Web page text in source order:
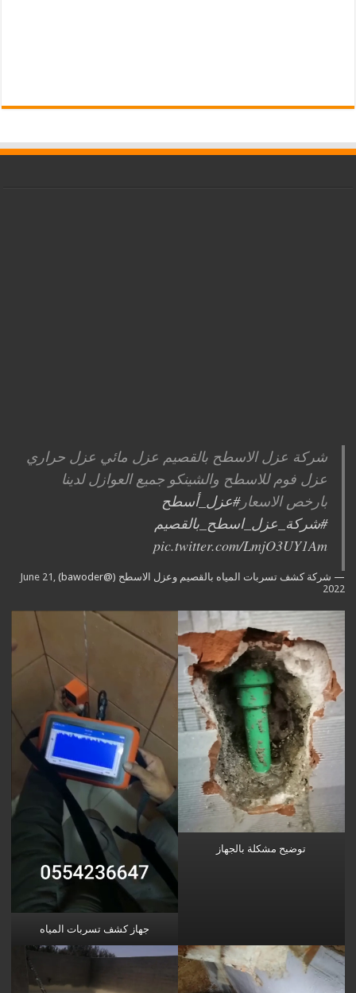
شركة عزل الاسطح بالقصيم عزل مائي عزل حراري
عزل فوم للاسطح والشينكو جميع العوازل لدينا
بارخص الاسعار#عزل_أسطح
#شركة_عزل_اسطح_بالقصيم
pic.twitter.com/LmjO3UY1Am
— شركة كشف تسربات المياه بالقصيم وعزل الاسطح (@bawoder)
June 21,
2022
توضيح مشكلة بالجهاز
جهاز كشف تسربات المياه